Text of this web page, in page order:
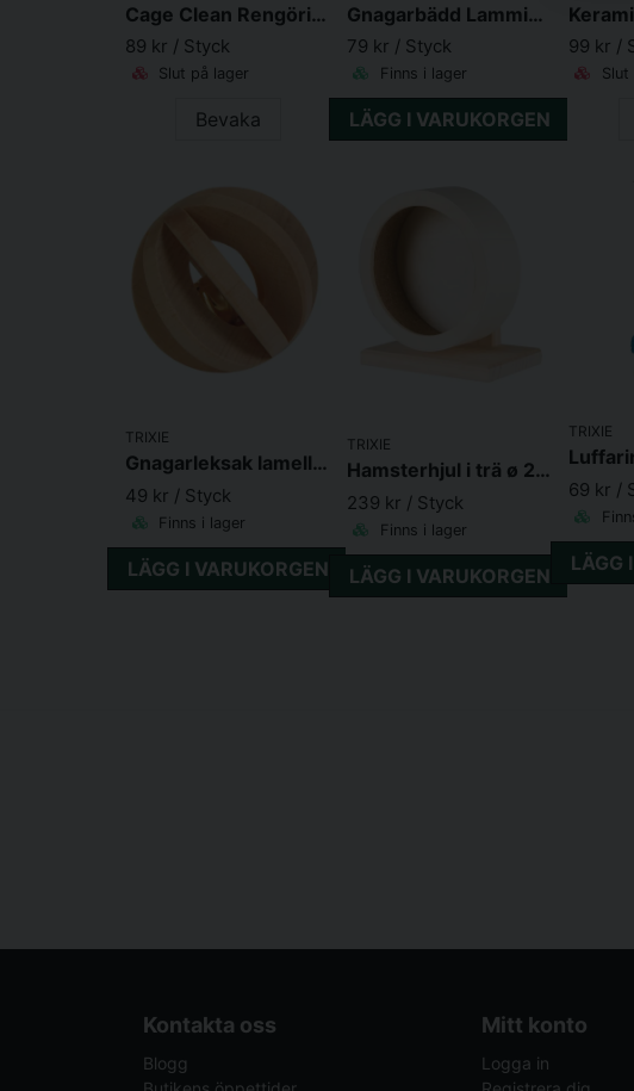
Cage Clean Rengöringspray 500ml
89 kr / Styck
Slut på lager
Bevaka
Gnagarbädd Lammimitation 29x24cm
79 kr / Styck
Finns i lager
LÄGG I VARUKORGEN
99 kr /
Slut
TRIXIE
Gnagarleksak lamellboll trä 6cm
49 kr / Styck
Finns i lager
LÄGG I VARUKORGEN
TRIXIE
Hamsterhjul i trä ø 22cm
239 kr / Styck
Finns i lager
LÄGG I VARUKORGEN
TRIXIE
69 kr /
LÄGG
Kontakta oss
Blogg
Mitt konto
Logga in